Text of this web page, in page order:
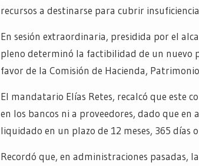
recursos a destinarse para cubrir
En sesión extraordinaria, presidida por el
pleno determinó la factibilidad de un nuevo
favor de la Comisión de Hacienda,
El mandatario Elías Retes, recalcó que este
en los bancos ni a proveedores, dado que en
liquidado en un plazo de 12 meses, 365 días
Recordó que, en administraciones pasadas,